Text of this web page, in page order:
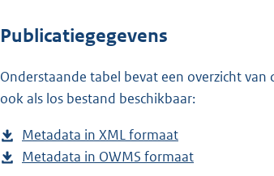
n
o
a
p
u
t
n
d
g
r
w
l
o
d
p
s
a
n
s
g
Publicatiegegevens
Onderstaande tabel bevat een overzicht
ook als los bestand beschikbaar:
Metadata in XML formaat
e
Metadata in OWMS formaat